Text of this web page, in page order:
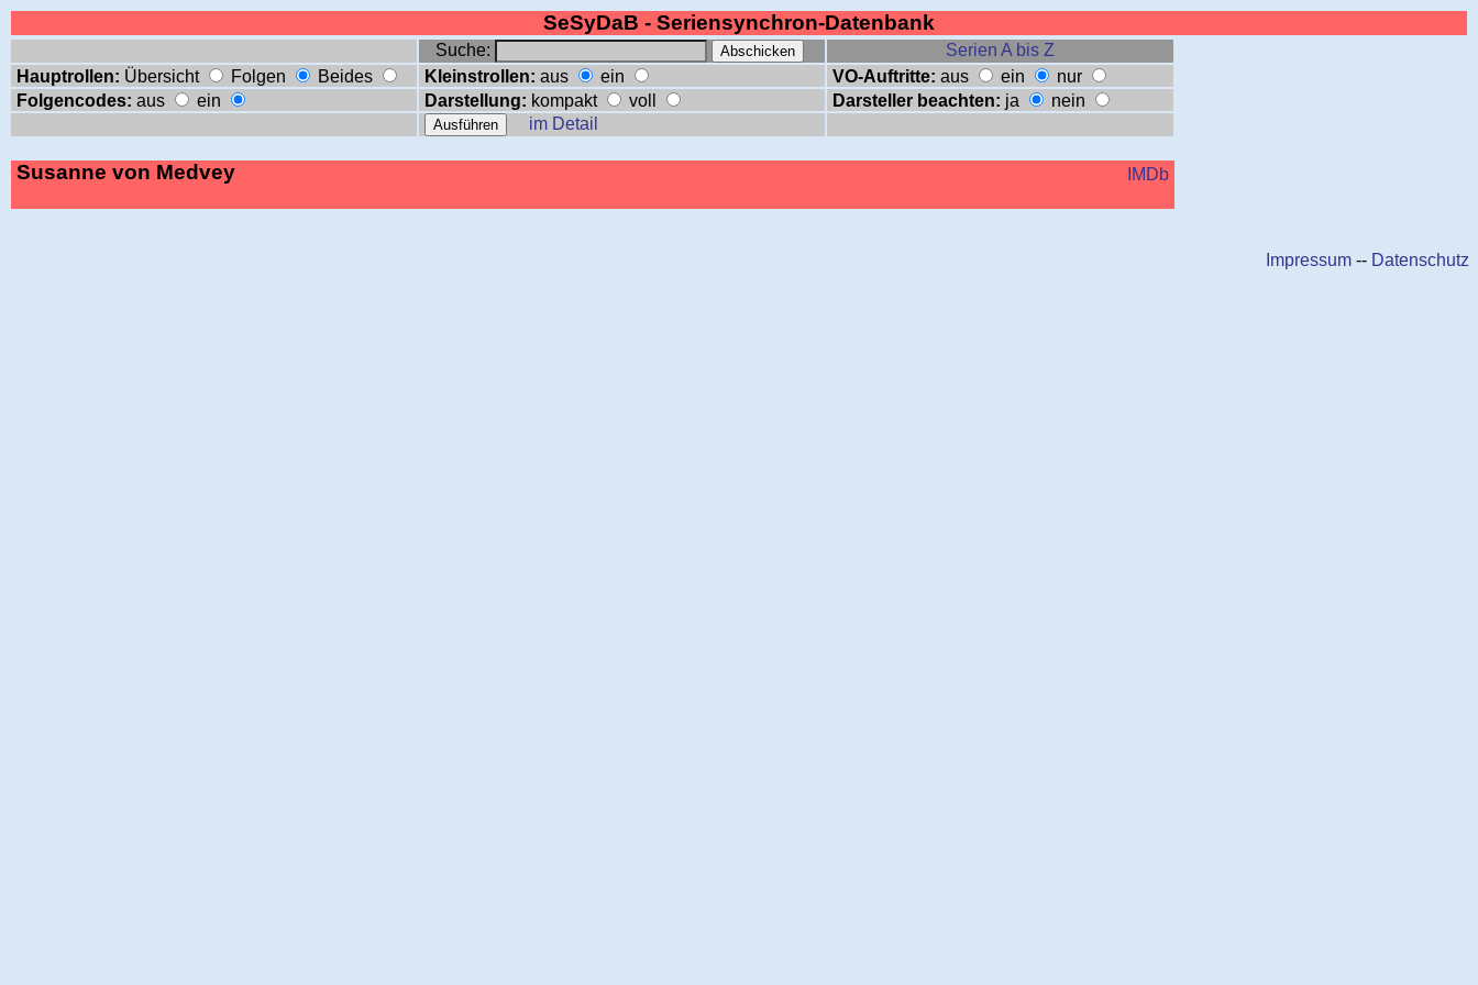
SeSyDaB - Seriensynchron-Datenbank
Suche:
Serien A bis Z
Hauptrollen: Übersicht Folgen Beides Kleinstrollen: aus ein VO-Auftritte: aus ein
nur
Folgencodes: aus ein Darstellung: kompakt voll Darsteller beachten: ja
nein
im Detail
Susanne von Medvey IMDb
Impressum -- Datenschutz